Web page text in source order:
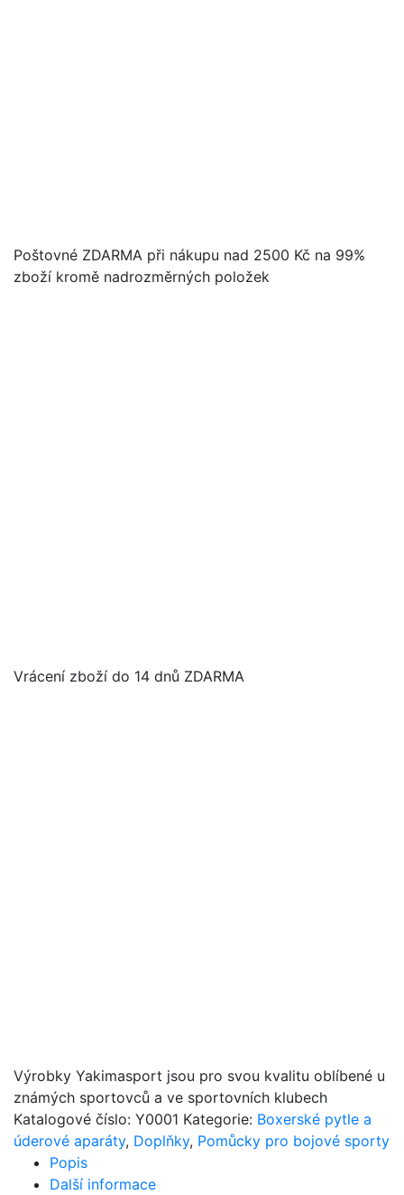
Poštovné ZDARMA při nákupu nad 2500 Kč na 99%
zboží kromě nadrozměrných položek
Vrácení zboží do 14 dnů ZDARMA
Výrobky Yakimasport jsou pro svou kvalitu oblíbené u
známých sportovců a ve sportovních klubech
Katalogové číslo: Y0001 Kategorie: Boxerské pytle a
úderové aparáty, Doplňky, Pomůcky pro bojové sporty
Popis
Další informace